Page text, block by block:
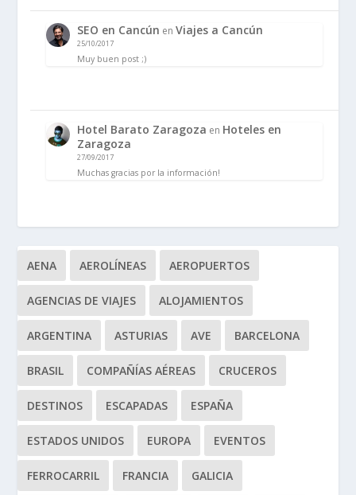
SEO en Cancún enViajes a Cancún
25/10/2017
Muy buen post ;)
Hotel Barato Zaragoza en Hoteles en
Zaragoza
27/09/2017
Muchas gracias por la información!
AENA AEROLÍNEAS AEROPUERTOS
AGENCIAS DE VIAJES ALOJAMIENTOS
ARGENTINA ASTURIAS AVE BARCELONA
BRASIL COMPAÑÍAS AÉREAS CRUCEROS
DESTINOS ESCAPADAS ESPAÑA
ESTADOS UNIDOS EUROPA EVENTOS
FERROCARRIL FRANCIA GALICIA